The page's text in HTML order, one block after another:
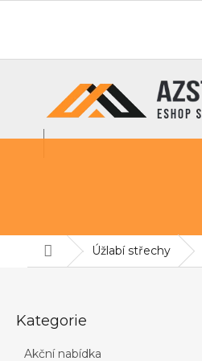
DomůÚžlabí střechy
kategorie
Kategorie
Akční nabídka